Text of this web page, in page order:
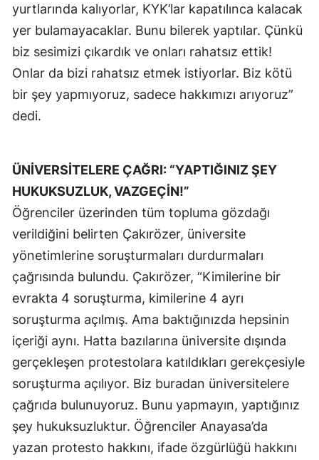
yurtlarında kalıyorlar, KYK’lar kapatılınca kalacak
yer bulamayacaklar. Bunu bilerek yaptılar. Çünkü
biz sesimizi çıkardık ve onları rahatsız ettik!
Onlar da bizi rahatsız etmek istiyorlar. Biz kötü
bir şey yapmıyoruz, sadece hakkımızı arıyoruz”
dedi.
ÜNİVERSİTELERE ÇAĞRI: “YAPTIĞINIZ ŞEY
HUKUKSUZLUK, VAZGEÇİN!”
Öğrenciler üzerinden tüm topluma gözdağı
verildiğini belirten Çakırözer, üniversite
yönetimlerine soruşturmaları durdurmaları
çağrısında bulundu. Çakırözer, “Kimilerine bir
evrakta 4 soruşturma, kimilerine 4 ayrı
soruşturma açılmış. Ama baktığınızda hepsinin
içeriği aynı. Hatta bazılarına üniversite dışında
gerçekleşen protestolara katıldıkları gerekçesiyle
soruşturma açılıyor. Biz buradan üniversitelere
çağrıda bulunuyoruz. Bunu yapmayın, yaptığınız
şey hukuksuzluktur. Öğrenciler Anayasa’da
yazan protesto hakkını, ifade özgürlüğü hakkını